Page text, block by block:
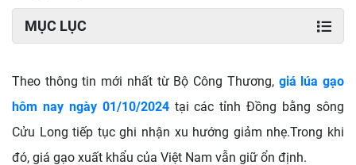
MỤC LỤC
Theo thông tin mới nhất từ Bộ Công Thương, giá lúa gạo
hôm nay ngày 01/10/2024 tại các tỉnh Đồng bằng sông
Cửu Long tiếp tục ghi nhận xu hướng giảm nhẹ.Trong khi
đó, giá gạo xuất khẩu của Việt Nam vẫn giữ ổn định.